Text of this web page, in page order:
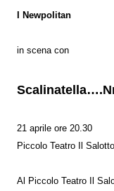
I Newpolitan
in scena con
21 aprile ore 20.30
Piccolo Teatro Il
Al Piccolo Teatro Il